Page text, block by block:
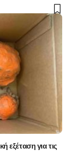
εξέταση για τις